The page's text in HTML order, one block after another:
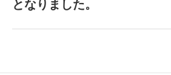
となりました。